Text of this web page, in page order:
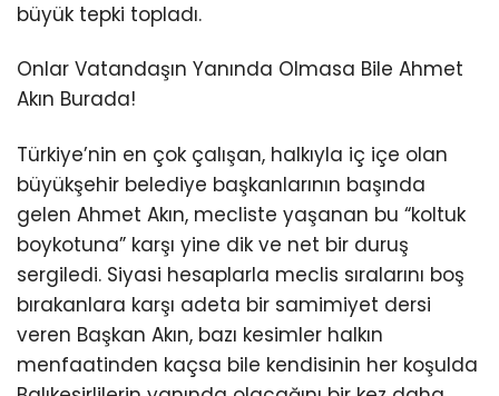
büyük tepki topladı.
Onlar Vatandaşın Yanında Olmasa Bile Ahmet
Akın Burada!
Türkiye’nin en çok çalışan, halkıyla iç içe olan
büyükşehir belediye başkanlarının başında
gelen Ahmet Akın, mecliste yaşanan bu “koltuk
boykotuna” karşı yine dik ve net bir duruş
sergiledi. Siyasi hesaplarla meclis sıralarını boş
bırakanlara karşı adeta bir samimiyet dersi
veren Başkan Akın, bazı kesimler halkın
menfaatinden kaçsa bile kendisinin her koşulda